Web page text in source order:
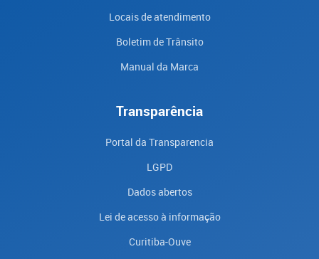
Locais de atendimento
Boletim de Trânsito
Manual da Marca
Transparência
Portal da Transparencia
LGPD
Dados abertos
Lei de acesso à informação
Curitiba-Ouve